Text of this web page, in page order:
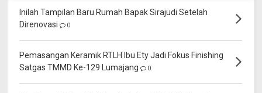
Inilah Tampilan Baru Rumah Bapak Sirajudi Setelah
Direnovasi
0
Pemasangan Keramik RTLH Ibu Ety Jadi Fokus Finishing
Satgas TMMD Ke-129 Lumajang
0